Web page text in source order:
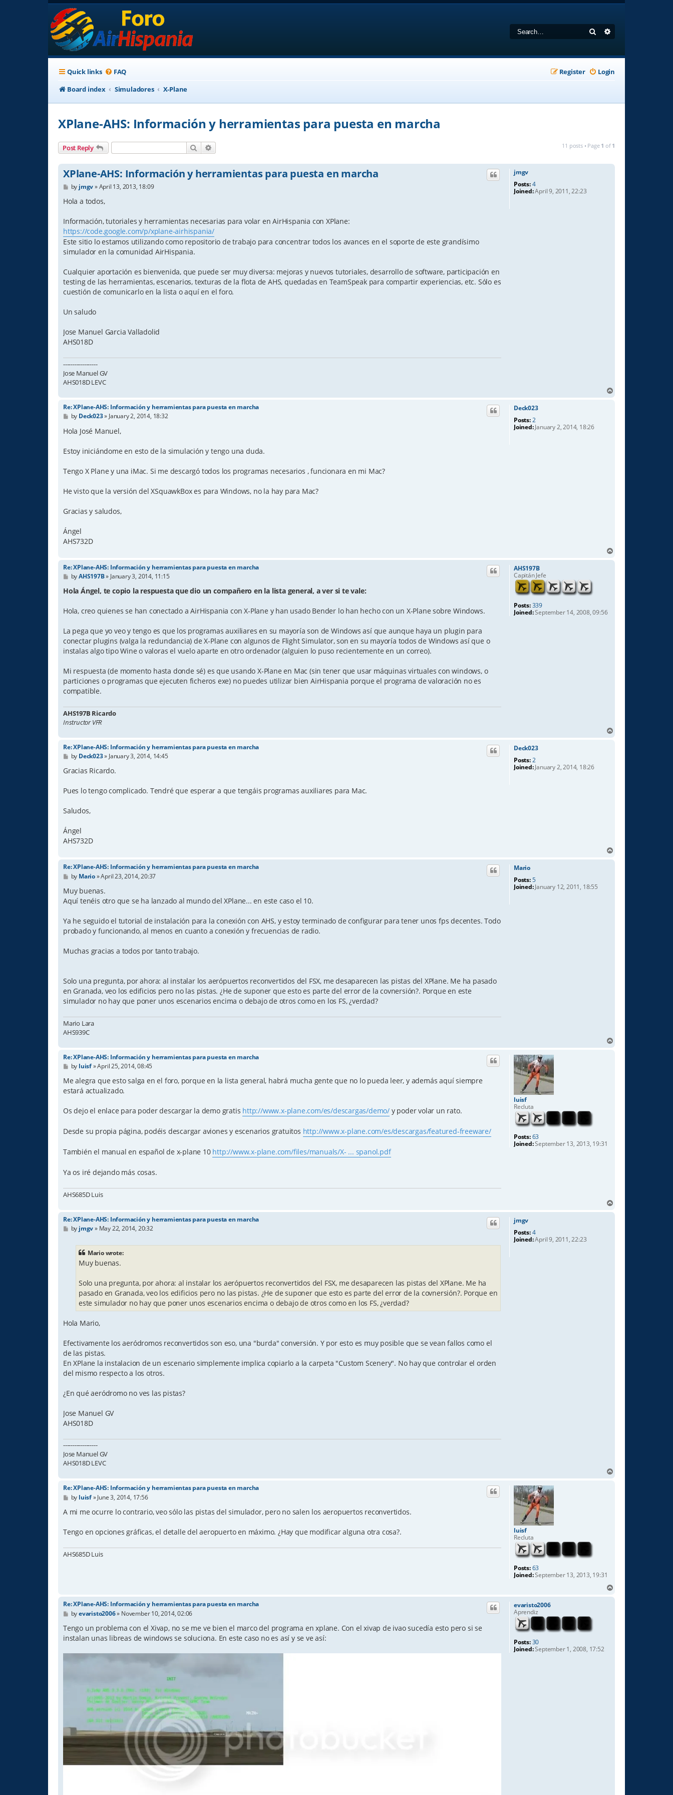
Search
Quick links FAQ Login
Register
Board index
Simuladores X-Plane
XPlane-AHS: Información y herramientas para puesta en marcha
Post Reply Search 11 posts • Page 1 of 1
jmgv
Posts:4
Joined:April 9, 2011, 22:23
XPlane-AHS: Información y herramientas para puesta en marcha
P
s
by jmgv»April 13, 2013, 18:09
Hola a todos,
Información, tutoriales y herramientas necesarias para volar en AirHispania con XPlane:
https://code.google.com/p/xplane-airhispania/
Este sitio lo estamos utilizando como repositorio de trabajo para concentrar todos los avances en el soporte de este grandísimo
simulador en la comunidad AirHispania.
Cualquier aportación es bienvenida, que puede ser muy diversa: mejoras y nuevos tutoriales, desarrollo de software, participación en
testing de las herramientas, escenarios, texturas de la flota de AHS, quedadas en TeamSpeak para compartir experiencias, etc. Sólo es
cuestión de comunicarlo en la lista o aquí en el foro.
Un saludo
Jose Manuel Garcia Valladolid
AHS018D
------------------
Jose Manuel GV
AHS018D LEVC
Deck023
Posts:2
Joined:January 2, 2014, 18:26
Re: XPlane-AHS: Información y herramientas para puesta en marcha
P
s
t
by Deck023» January 2, 2014, 18:32
Hola José Manuel,
Estoy iniciándome en esto de la simulación y tengo una duda.
Tengo X Plane y una iMac. Si me descargó todos los programas necesarios , funcionara en mi Mac?
He visto que la versión del XSquawkBox es para Windows, no la hay para Mac?
Gracias y saludos,
Ángel
AHS732D
AHS197B
Capitán Jefe
Posts:339
Joined:September 14, 2008, 09:56
Re: XPlane-AHS: Información y herramientas para puesta en marcha
P
s
byAHS197B» January 3, 2014, 11:15
Hola Ángel, te copio la respuesta que dio un compañero en la lista general, a ver si te vale:
Hola, creo quienes se han conectado a AirHispania con X-Plane y han usado Bender lo han hecho con un X-Plane sobre Windows.
La pega que yo veo y tengo es que los programas auxiliares en su mayoría son de Windows así que aunque haya un plugin para
conectar plugins (valga la redundancia) de X-Plane con algunos de Flight Simulator, son en su mayoría todos de Windows así que o
instalas algo tipo Wine o valoras el vuelo aparte en otro ordenador (alguien lo puso recientemente en un correo).
Mi respuesta (de momento hasta donde sé) es que usando X-Plane en Mac (sin tener que usar máquinas virtuales con windows, o
particiones o programas que ejecuten ficheros exe) no puedes utilizar bien AirHispania porque el programa de valoración no es
compatible.
AHS197B Ricardo
Instructor VFR
Deck023
Posts:2
Joined:January 2, 2014, 18:26
Re: XPlane-AHS: Información y herramientas para puesta en marcha
P
s
by Deck023» January 3, 2014, 14:45
Gracias Ricardo.
Pues lo tengo complicado. Tendré que esperar a que tengáis programas auxiliares para Mac.
Saludos,
Ángel
AHS732D
Mario
Posts:5
Joined:January 12, 2011, 18:55
Re: XPlane-AHS: Información y herramientas para puesta en marcha
P
s
by Mario»April 23, 2014, 20:37
Muy buenas.
Aquí tenéis otro que se ha lanzado al mundo del XPlane... en este caso el 10.
Ya he seguido el tutorial de instalación para la conexión con AHS, y estoy terminado de configurar para tener unos fps decentes. Todo
probado y funcionando, al menos en cuanto a conexión y frecuencias de radio.
Muchas gracias a todos por tanto trabajo.
Solo una pregunta, por ahora: al instalar los aerópuertos reconvertidos del FSX, me desaparecen las pistas del XPlane. Me ha pasado
en Granada, veo los edificios pero no las pistas. ¿He de suponer que esto es parte del error de la covnersión?. Porque en este
simulador no hay que poner unos escenarios encima o debajo de otros como en los FS, ¿verdad?
Mario Lara
AHS939C
luisf
Recluta
Posts:63
Joined:September 13, 2013, 19:31
Re: XPlane-AHS: Información y herramientas para puesta en marcha
P
s
by luisf»April 25, 2014, 08:45
Me alegra que esto salga en el foro, porque en la lista general, habrá mucha gente que no lo pueda leer, y además aquí siempre
estará actualizado.
Os dejo el enlace para poder descargar la demo gratis http://www.x-plane.com/es/descargas/demo/ y poder volar un rato.
Desde su propia página, podéis descargar aviones y escenarios gratuitos http://www.x-plane.com/es/descargas/featured-freeware/
También el manual en español de x-plane 10 http://www.x-plane.com/files/manuals/X- ... spanol.pdf
Ya os iré dejando más cosas.
AHS685D Luis
jmgv
Posts:4
Joined:April 9, 2011, 22:23
Re: XPlane-AHS: Información y herramientas para puesta en marcha
Pby jmgv» May 22, 2014, 20:32
Mario wrote:
Muy buenas.
Solo una pregunta, por ahora: al instalar los aerópuertos reconvertidos del FSX, me desaparecen las pistas del XPlane. Me ha
pasado en Granada, veo los edificios pero no las pistas. ¿He de suponer que esto es parte del error de la covnersión?. Porque en
este simulador no hay que poner unos escenarios encima o debajo de otros como en los FS, ¿verdad?
Hola Mario,
Efectivamente los aeródromos reconvertidos son eso, una "burda" conversión. Y por esto es muy posible que se vean fallos como el
de las pistas.
En XPlane la instalacion de un escenario simplemente implica copiarlo a la carpeta "Custom Scenery". No hay que controlar el orden
del mismo respecto a los otros.
¿En qué aeródromo no ves las pistas?
Jose Manuel GV
AHS018D
------------------
Jose Manuel GV
AHS018D LEVC
luisf
Recluta
Posts:63
Joined:September 13, 2013, 19:31
Re: XPlane-AHS: Información y herramientas para puesta en marcha
P
s
by luisf»June 3, 2014, 17:56
A mi me ocurre lo contrario, veo sólo las pistas del simulador, pero no salen los aeropuertos reconvertidos.
Tengo en opciones gráficas, el detalle del aeropuerto en máximo. ¿Hay que modificar alguna otra cosa?.
AHS685D Luis
evaristo2006
Aprendiz
Posts:30
Joined:September 1, 2008, 17:52
Re: XPlane-AHS: Información y herramientas para puesta en marcha
P
s
byevaristo2006» November 10, 2014, 02:06
Tengo un problema con el Xivap, no se me ve bien el marco del programa en xplane. Con el xivap de ivao sucedía esto pero si se
instalan unas libreas de windows se soluciona. En este caso no es así y se ve así: